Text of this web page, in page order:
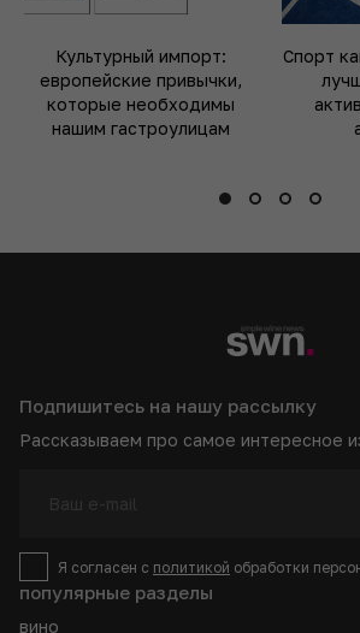
Культурный импорт:
европейские привычки,
которые необходимы
нашим гастроулицам
Спорт
популярные разделы
вино
Подпишитесь на нашу рассылку
Рассказываем про самое интересное
Я согласен с политикой обработки